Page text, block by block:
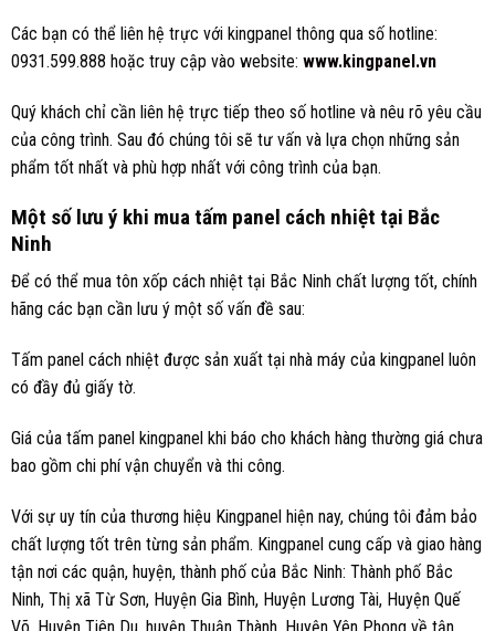
Các bạn có thể liên hệ trực với kingpanel thông qua số hotline:
0931.599.888 hoặc truy cập vào website: www.kingpanel.vn
Quý khách chỉ cần liên hệ trực tiếp theo số hotline và nêu rõ yêu cầu
của công trình. Sau đó chúng tôi sẽ tư vấn và lựa chọn những sản
phẩm tốt nhất và phù hợp nhất với công trình của bạn.
Một số lưu ý khi mua tấm panel cách nhiệt tại Bắc
Ninh
Để có thể mua tôn xốp cách nhiệt tại Bắc Ninh chất lượng tốt, chính
hãng các bạn cần lưu ý một số vấn đề sau:
Tấm panel cách nhiệt được sản xuất tại nhà máy của kingpanel luôn
có đầy đủ giấy tờ.
Giá của tấm panel kingpanel khi báo cho khách hàng thường giá chưa
bao gồm chi phí vận chuyển và thi công.
Với sự uy tín của thương hiệu Kingpanel hiện nay, chúng tôi đảm bảo
chất lượng tốt trên từng sản phẩm. Kingpanel cung cấp và giao hàng
tận nơi các quận, huyện, thành phố của Bắc Ninh: Thành phố Bắc
Ninh, Thị xã Từ Sơn, Huyện Gia Bình, Huyện Lương Tài, Huyện Quế
Võ, Huyện Tiên Du, huyện Thuận Thành, Huyện Yên Phong về tận